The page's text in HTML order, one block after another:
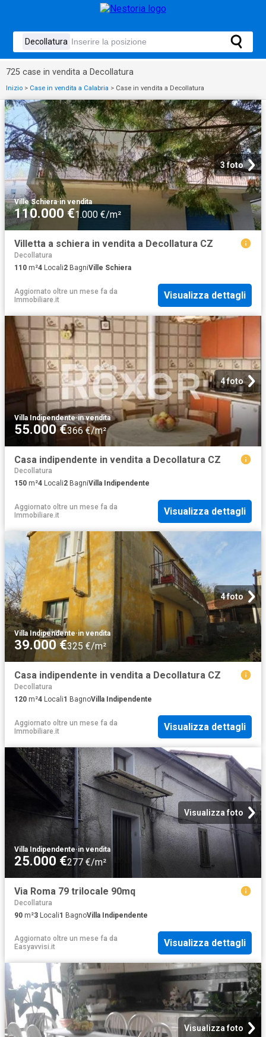
725 case in vendita a Decollatura
Inizio > Case in vendita a Calabria > Case in vendita a Decollatura
3 foto
Ville Schiera·in vendita
110.000 €1.000 €/m²
Villetta a schiera in vendita a Decollatura CZ
Decollatura
110 m²4 Locali2 BagniVille Schiera
Aggiornato oltre un mese fa da
Immobiliare.it
Visualizza dettagli
4 foto
Villa Indipendente·in vendita
55.000 €366 €/m²
Casa indipendente in vendita a Decollatura CZ
Decollatura
150 m²4 Locali2 BagniVilla Indipendente
Aggiornato oltre un mese fa da
Immobiliare.it
Visualizza dettagli
4 foto
Villa Indipendente·in vendita
39.000 €325 €/m²
Casa indipendente in vendita a Decollatura CZ
Decollatura
120 m²4 Locali1 BagnoVilla Indipendente
Aggiornato oltre un mese fa da
Immobiliare.it
Visualizza dettagli
Visualizza foto
Villa Indipendente·in vendita
25.000 €277 €/m²
Via Roma 79 trilocale 90mq
Decollatura
90 m²3 Locali1 BagnoVilla Indipendente
Aggiornato oltre un mese fa da
Easyavvisi.it
Visualizza dettagli
Visualizza foto